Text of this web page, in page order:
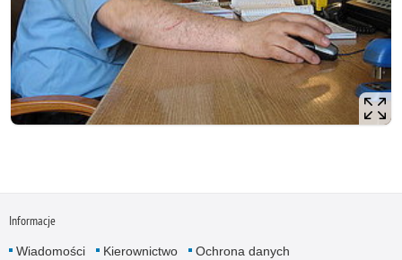
Informacje
Wiadomości Kierownictwo
Ochrona danych